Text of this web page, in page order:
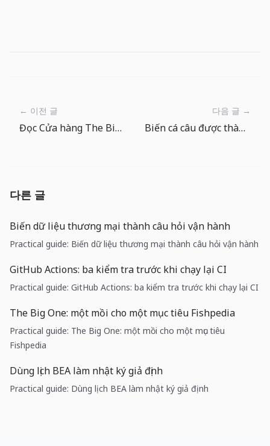
← 이전 글
Đọc Cửa hàng The Big One: chọn mồi và đá quý không áp lực
다음 글 →
Biến cá câu được thành món trại trong The Big One
다른 글
Biến dữ liệu thương mại thành câu hỏi vận hành
Practical guide: Biến dữ liệu thương mại thành câu hỏi vận hành
GitHub Actions: ba kiểm tra trước khi chạy lại CI
Practical guide: GitHub Actions: ba kiểm tra trước khi chạy lại CI
The Big One: một mồi cho một mục tiêu Fishpedia
Practical guide: The Big One: một mồi cho một mục tiêu
Fishpedia
Dùng lịch BEA làm nhật ký giả định
Practical guide: Dùng lịch BEA làm nhật ký giả định